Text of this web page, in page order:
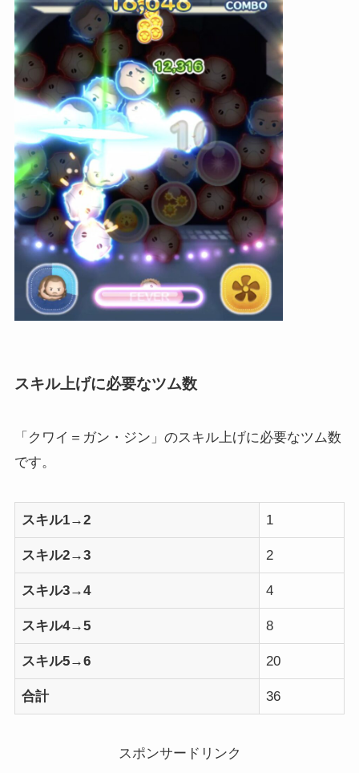
スキル上げに必要なツム数
「クワイ＝ガン・ジン」のスキル上げに必要なツム数
です。
スキル1→2 1
スキル2→3 2
スキル3→4 4
スキル4→5 8
スキル5→6 20
合計 36
スポンサードリンク